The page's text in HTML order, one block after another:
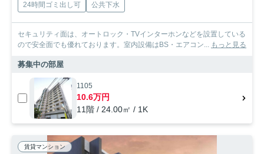
24時間ゴミ出し可
公共下水
セキュリティ面は、オートロック・TVインターホンなどを設置している
ので安全面でも優れております。室内設備はBS・エアコン... もっと見る
募集中の部屋
1105
10.6万円
11階 / 24.00㎡ / 1K
賃貸マンション